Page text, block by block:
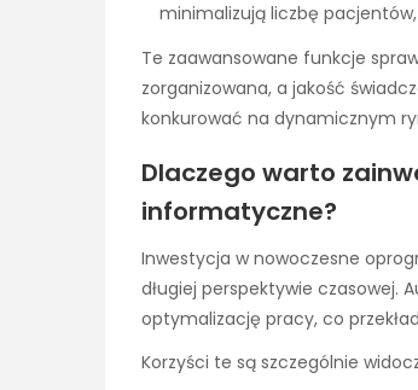
minimalizują liczbę
Te zaawansowane funkcje
zorganizowana, a jakość
konkurować na dynamicznym
Dlaczego warto
informatyczne?
Inwestycja w nowoczesne
długiej perspektywie
optymalizację pracy, co
Korzyści te są szczególnie